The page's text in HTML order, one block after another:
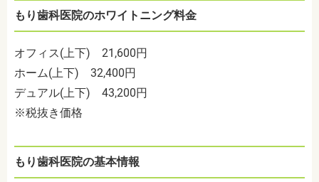
もり歯科医院のホワイトニング料金
オフィス(上下) 21,600円
ホーム(上下) 32,400円
デュアル(上下) 43,200円
※税抜き価格
もり歯科医院の基本情報